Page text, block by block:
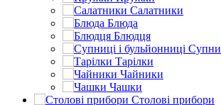
Салатники
Блюда
Блюдця
Тарілки
Чайники
Чашки
Столові прибори